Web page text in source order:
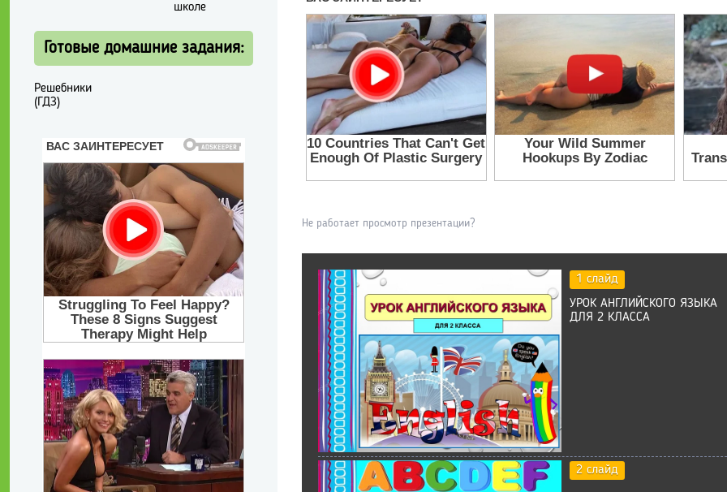
Не работает просмотр презентации?
1 слайд
УРОК АНГЛИЙСКОГО ЯЗЫКА
ДЛЯ 2 КЛАССА
2 слайд
школе
Готовые домашние задания:
Решебники
(ГДЗ)